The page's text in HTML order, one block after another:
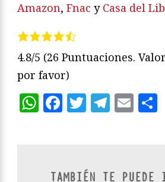
Amazon, Fnac y Casa del
4.8/5 (26 Puntuaciones.
por favor)
WhatsApp
Facebook
Twitter
TAMBIÉN TE PUEDE